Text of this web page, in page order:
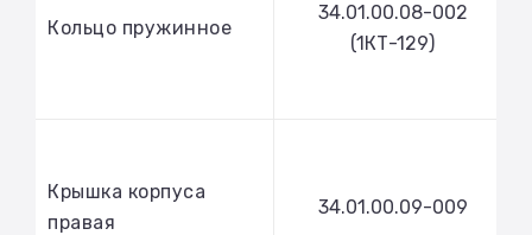
Кольцо пружинное
34.01.00.08-002
(1КТ-129)
Крышка корпуса
правая
34.01.00.09-009